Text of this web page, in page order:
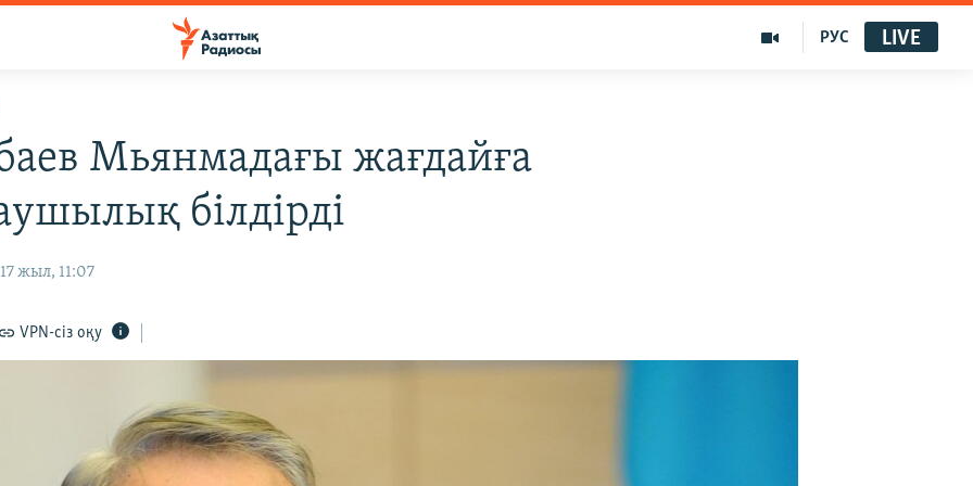
РУС LIVE
Мьянмадағы жағдайға
білдірді
жыл, 11:07
VPN-сіз оқу